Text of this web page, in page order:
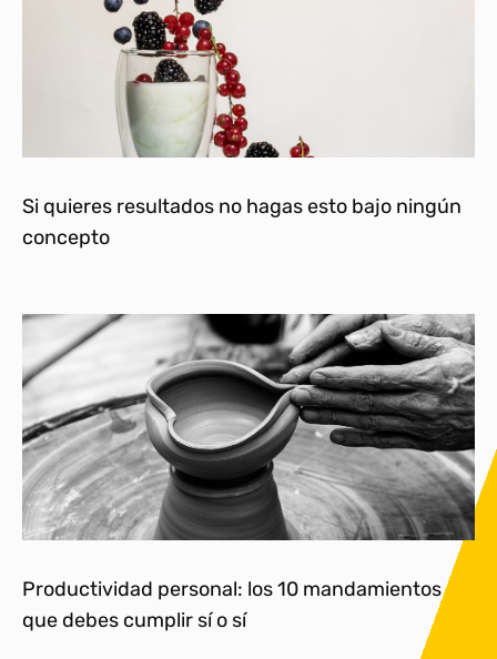
Si quieres resultados no hagas esto bajo ningún
concepto
Productividad personal: los 10 mandamientos
que debes cumplir sí o sí